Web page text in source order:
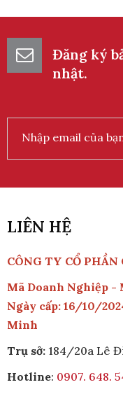
Đăng ký
nhật.
LIÊN HỆ
CÔNG TY CỔ PHẦN
Mã Doanh Nghiệp -
Ngày cấp: 16/10/
Minh
Trụ sở: 184/20a Lê
Hotline: 0907. 648.